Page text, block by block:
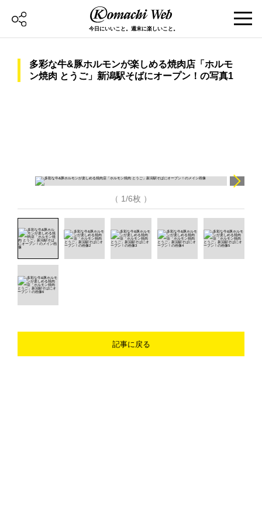
今日にいいこと。週末に楽しいこと。
多彩な牛&豚ホルモンが楽しめる焼肉店「ホルモ
ン焼肉 とうご」新潟駅そばにオープン！の写真1
（ 1/6枚 ）
記事に戻る